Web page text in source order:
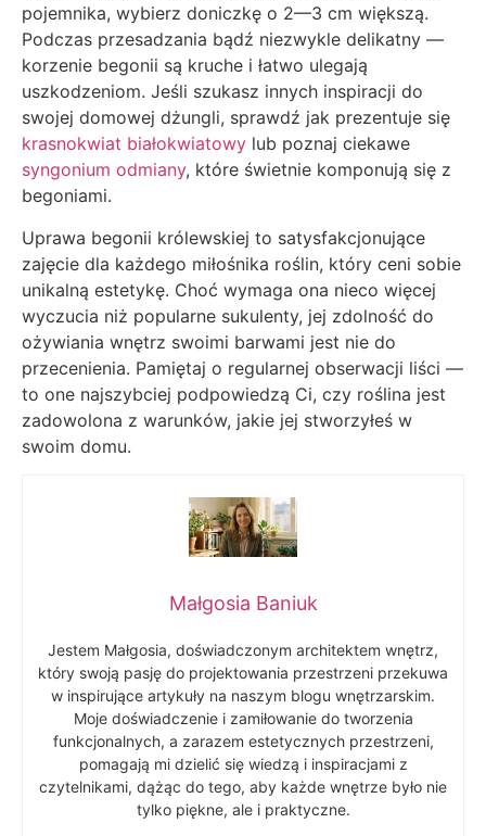
pojemnika, wybierz doniczkę o 2—3 cm większą.
Podczas przesadzania bądź niezwykle delikatny —
korzenie begonii są kruche i łatwo ulegają
uszkodzeniom. Jeśli szukasz innych inspiracji do
swojej domowej dżungli, sprawdź jak prezentuje się
krasnokwiat białokwiatowy lub poznaj ciekawe
syngonium odmiany, które świetnie komponują się z
begoniami.
Uprawa begonii królewskiej to satysfakcjonujące
zajęcie dla każdego miłośnika roślin, który ceni sobie
unikalną estetykę. Choć wymaga ona nieco więcej
wyczucia niż popularne sukulenty, jej zdolność do
ożywiania wnętrz swoimi barwami jest nie do
przecenienia. Pamiętaj o regularnej obserwacji liści —
to one najszybciej podpowiedzą Ci, czy roślina jest
zadowolona z warunków, jakie jej stworzyłeś w
swoim domu.
Małgosia Baniuk
Jestem Małgosia, doświadczonym architektem wnętrz,
który swoją pasję do projektowania przestrzeni przekuwa
w inspirujące artykuły na naszym blogu wnętrzarskim.
Moje doświadczenie i zamiłowanie do tworzenia
funkcjonalnych, a zarazem estetycznych przestrzeni,
pomagają mi dzielić się wiedzą i inspiracjami z
czytelnikami, dążąc do tego, aby każde wnętrze było nie
tylko piękne, ale i praktyczne.